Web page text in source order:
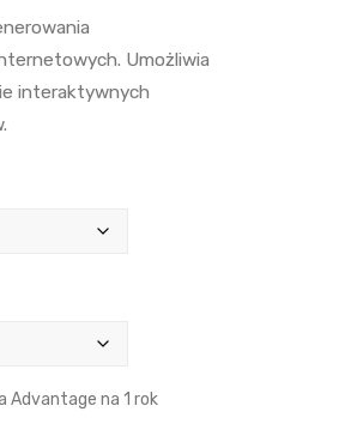
Umożliwia
interaktywnych
Advantage na 1 rok